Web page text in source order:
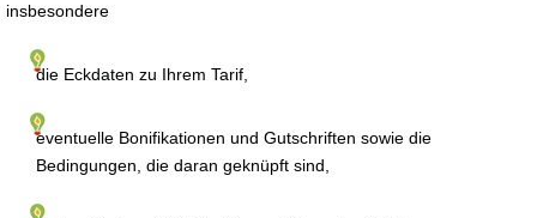
insbesondere
die Eckdaten zu Ihrem Tarif,
eventuelle Bonifikationen und Gutschriften sowie die
Bedingungen, die daran geknüpft sind,